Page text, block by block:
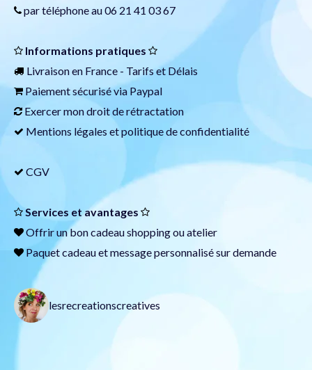
par téléphone au 06 21 41 03 67
Informations pratiques
Livraison en France - Tarifs et Délais
Paiement sécurisé via Paypal
Exercer mon droit de rétractation
Mentions légales et politique de confidentialité
CGV
Services et avantages
Offrir unbon cadeaushopping ou atelier
Paquet cadeau et message personnalisé sur demande
lesrecreationscreatives